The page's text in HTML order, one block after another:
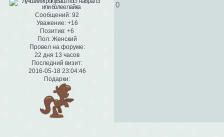
Сообщений: 92
Уважение: +16
Позитив: +6
Пол:Женский
Провел на форуме:
22 дня 13 часов
Последний визит:
2016-05-18 23:04:46
Подарки:
0